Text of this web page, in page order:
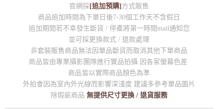
官網採 [追加預購] 方式販售
商品追加時間為下單日後7-30個工作天不含假日
追加期間若不幸發生斷貨 / 停產將第一時間mail通知您
並可採更換款式 / 退款處理
非套裝販售商品無法因單品斷貨而取消其他下單商品
商品皆由專業攝影團隊進行實品拍攝 因各家螢幕色差
商品皆以實際商品顏色為準
外拍會因為室內外光線而影響深淺度 建議多參考單品圖片
除瑕疵商品 無提供尺寸更換 / 退貨服務